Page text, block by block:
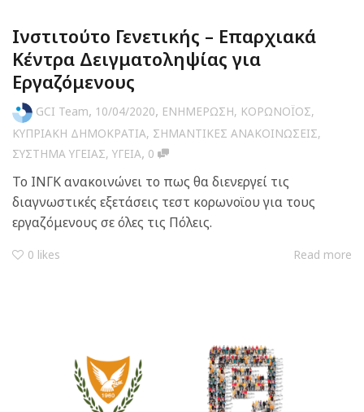
Ινστιτούτο Γενετικής – Επαρχιακά
Κέντρα Δειγματοληψίας για
Εργαζόμενους
GCI Team, 10/04/2020, ΕΝΗΜΕΡΩΣΗ, ΚΟΡΩΝΟΪΟΣ,
ΚΥΠΡΙΑΚΗ ΔΗΜΟΚΡΑΤΙΑ, ΣΗΜΑΝΤΙΚΕΣ ΑΝΑΚΟΙΝΩΣΕΙΣ,
ΣΥΣΤΗΜΑ ΥΓΕΙΑΣ, ΥΓΕΙΑ, 0
Το ΙΝΓΚ ανακοινώνει το πως θα διενεργεί τις
διαγνωστικές εξετάσεις τεστ κορωνοϊου για τους
εργαζόμενους σε όλες τις Πόλεις.
0 likes Read more